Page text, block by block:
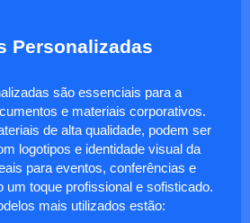
Personalizadas
são essenciais para a
e materiais corporativos.
de alta qualidade, podem ser
logotipos e identidade visual da
para eventos, conferências e
um toque profissional e sofisticado.
mais utilizados estão: